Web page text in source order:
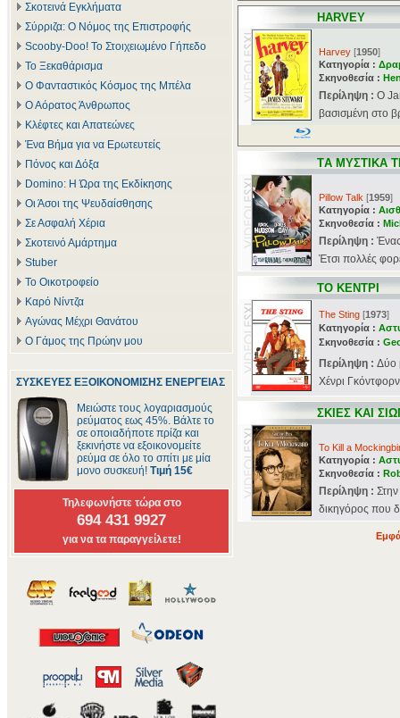
Σκοτεινά Εγκλήματα
Σύρριζα: Ο Νόμος της Επιστροφής
Scooby-Doo! Το Στοιχειωμένο Γήπεδο
Το Ξεκαθάρισμα
Ο Φανταστικός Κόσμος της Μπέλα
Ο Αόρατος Άνθρωπος
Κλέφτες και Απατεώνες
Ένα Βήμα για να Ερωτευτείς
Πόνος και Δόξα
Domino: Η Ώρα της Εκδίκησης
Οι Άσοι της Ψευδαίσθησης
Σε Ασφαλή Χέρια
Σκοτεινό Αμάρτημα
Stuber
Το Οικοτροφείο
Καρό Νίντζα
Αγώνας Μέχρι Θανάτου
Ο Γάμος της Πρώην μου
ΣΥΣΚΕΥΕΣ ΕΞΟΙΚΟΝΟΜΙΣΗΣ ΕΝΕΡΓΕΙΑΣ
Μειώστε τους λογαριασμούς
ρεύματος εως 45%. Βάλτε το
σε οποιαδήποτε πρίζα και
ξεκινήστε να εξοικονομείτε
ρεύμα σε όλο το σπίτι με μία
μονο συσκευή! Τιμή 15€
Τηλεφωνήστε τώρα στο
694 431 9927
για να τα παραγγείλετε!
HARVEY
Harvey [1950]
Κατηγορία :
Σκηνοθεσία :
Περίληψη : Ο
βασισμένη στο
TΑ ΜΥΣΤΙΚΑ
Pillow Talk [1959]
Κατηγορία :
Σκηνοθεσία :
Περίληψη :
Έτσι πολλές
ΤΟ ΚΕΝΤΡΙ
The Sting [1973]
Κατηγορία :
Σκηνοθεσία :
Περίληψη : Δύο
Χένρι
ΣΚΙΕΣ ΚΑΙ
To Kill a
Κατηγορία :
Σκηνοθεσία :
Περίληψη :
δικηγόρος που